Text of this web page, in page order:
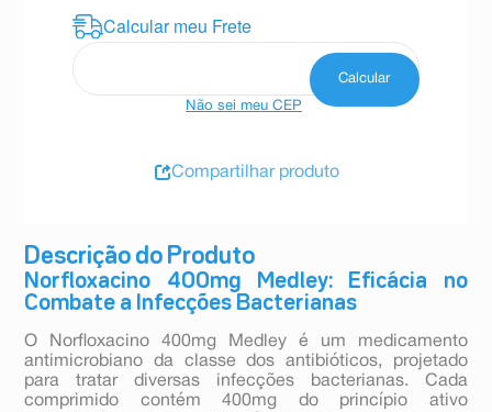
Descrição do Produto
Norfloxacino 400mg Medley: Eficácia no
Combate a Infecções Bacterianas
O Norfloxacino 400mg Medley é um medicamento
antimicrobiano da classe dos antibióticos, projetado
para tratar diversas infecções bacterianas. Cada
comprimido contém 400mg do princípio ativo
Não sei meu CEP
Compartilhar produto